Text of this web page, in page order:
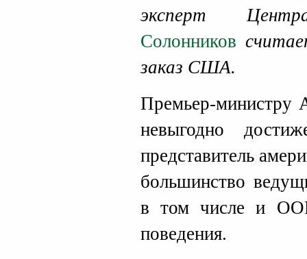
эксперт
Солонников
заказ США.
Премьер-министру
невыгодно
представитель
большинство
в том числе и
поведения.